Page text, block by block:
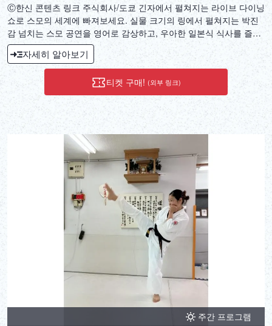
Ⓒ한신 콘텐츠 링크 주식회사/도쿄 긴자에서 펼쳐지는 라이브 다이닝
쇼로 스모의 세계에 빠져보세요. 실물 크기의 링에서 펼쳐지는 박진
감 넘치는 스모 공연을 영어로 감상하고, 우아한 일본식 식사를 즐겨
보세요. 스모 선수들과 함께 추억을 만들고, 사케 바와 기념품 가게도
둘러보세요.
자세히 알아보기
티켓 구매! (외부 링크)
주간 프로그램